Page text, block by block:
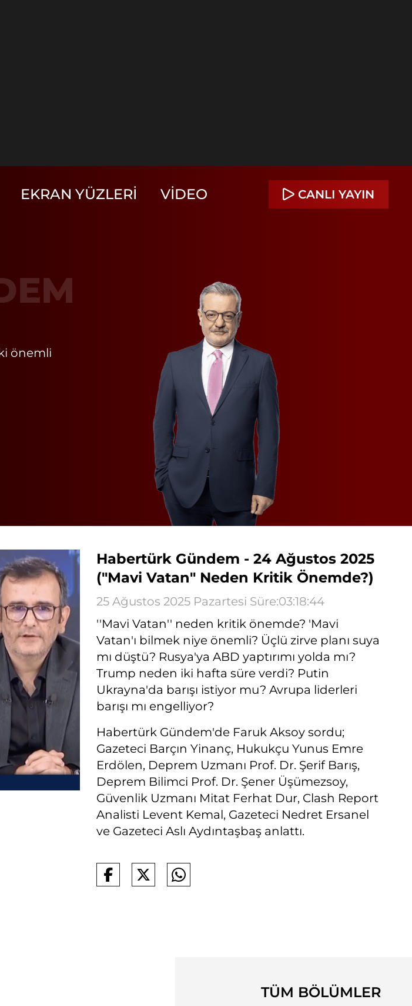
EKRAN YÜZLERI VIDEO CANLI YAYIN
önemli
Habertürk Gündem - 24 Ağustos 2025
("Mavi Vatan" Neden Kritik Önemde?)
25 Ağustos 2025 Pazartesi Süre:03:18:44
''Mavi Vatan'' neden kritik önemde? 'Mavi
Vatan'ı bilmek niye önemli? Üçlü zirve planı suya
mı düştü? Rusya'ya ABD yaptırımı yolda mı?
Trump neden iki hafta süre verdi? Putin
Ukrayna'da barışı istiyor mu? Avrupa liderleri
barışı mı engelliyor?
Habertürk Gündem'de Faruk Aksoy sordu;
Gazeteci Barçın Yinanç, Hukukçu Yunus Emre
Erdölen, Deprem Uzmanı Prof. Dr. Şerif Barış,
Deprem Bilimci Prof. Dr. Şener Üşümezsoy,
Güvenlik Uzmanı Mitat Ferhat Dur, Clash Report
Analisti Levent Kemal, Gazeteci Nedret Ersanel
ve Gazeteci Aslı Aydıntaşbaş anlattı.
TÜM BÖLÜMLER